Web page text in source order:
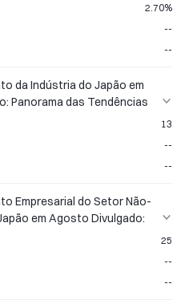
2.70%
--
--
da Indústria do Japão em
Panorama das Tendências
13
--
--
Empresarial do Setor Não-
em Agosto Divulgado:
25
--
--